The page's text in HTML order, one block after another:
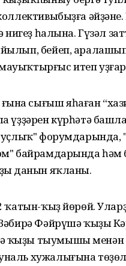
нигеҙ һалына. Гүзәл
бейеп,
итеп
сығыш яһаған
үҙҙәрен күрһәтә
форумдарында,
байрамдарында һәм
данын яҡланы.
ҡыҙ йөрөй.
Фәйрүшә ҡыҙы
ҡыҙы тыумышы менән
хужалығына